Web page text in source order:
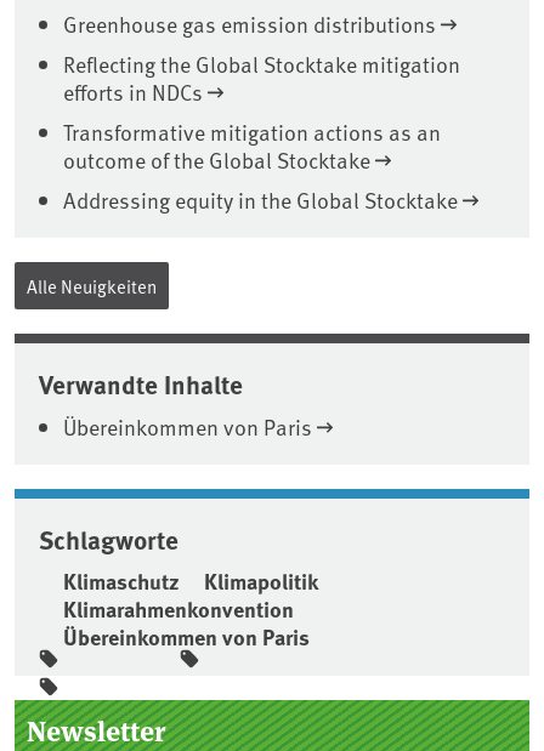
Greenhouse gas emission distributions
Reflecting the Global Stocktake mitigation
efforts in NDCs
Transformative mitigation actions as an
outcome of the Global Stocktake
Addressing equity in the Global Stocktake
Alle Neuigkeiten
Verwandte Inhalte
Übereinkommen von Paris
Schlagworte
Klimaschutz
Klimapolitik
Klimarahmenkonvention
Übereinkommen von Paris
Seitenleiste
Newsletter